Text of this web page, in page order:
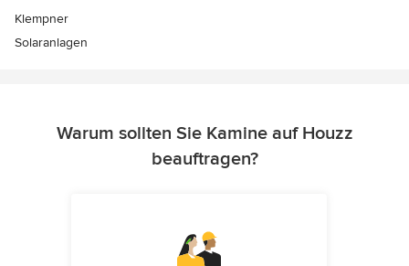
Klempner
Solaranlagen
Warum sollten Sie Kamine auf Houzz
beauftragen?